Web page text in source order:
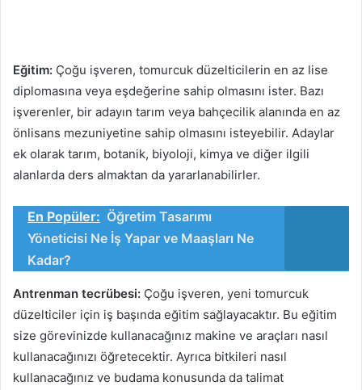
Eğitim: Çoğu işveren, tomurcuk düzelticilerin en az lise
diplomasına veya eşdeğerine sahip olmasını ister. Bazı
işverenler, bir adayın tarım veya bahçecilik alanında en az
önlisans mezuniyetine sahip olmasını isteyebilir. Adaylar
ek olarak tarım, botanik, biyoloji, kimya ve diğer ilgili
alanlarda ders almaktan da yararlanabilirler.
En Popüler: Öğretim Tasarımı
Yöneticisi Ne İş Yapar ve Maaşları Ne
Kadar?
Antrenman tecrübesi: Çoğu işveren, yeni tomurcuk
düzelticiler için iş başında eğitim sağlayacaktır. Bu eğitim
size görevinizde kullanacağınız makine ve araçları nasıl
kullanacağınızı öğretecektir. Ayrıca bitkileri nasıl
kullanacağınız ve budama konusunda da talimat